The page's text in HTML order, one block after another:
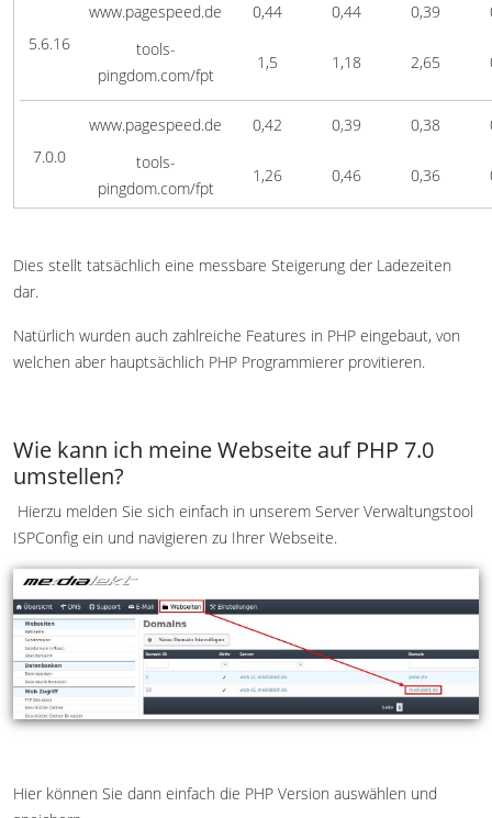
5.6.16
www.pagespeed.de 0,44 0,44 0,39
tools-
pingdom.com/fpt
1,5 1,18 2,65
7.0.0
www.pagespeed.de 0,42 0,39 0,38
tools-
pingdom.com/fpt
1,26 0,46 0,36
Dies stellt tatsächlich eine messbare Steigerung der Ladezeiten
dar.
Natürlich wurden auch zahlreiche Features in PHP eingebaut, von
welchen aber hauptsächlich PHP Programmierer provitieren.
Wie kann ich meine Webseite auf PHP 7.0
umstellen?
Hierzu melden Sie sich einfach in unserem Server Verwaltungstool
ISPConfig ein und navigieren zu Ihrer Webseite.
Hier können Sie dann einfach die PHP Version auswählen und